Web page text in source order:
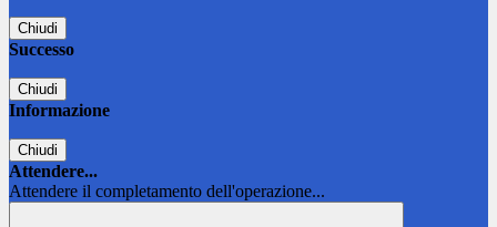
Chiudi
Successo
Chiudi
Informazione
Chiudi
Attendere...
Attendere il completamento dell'operazione...